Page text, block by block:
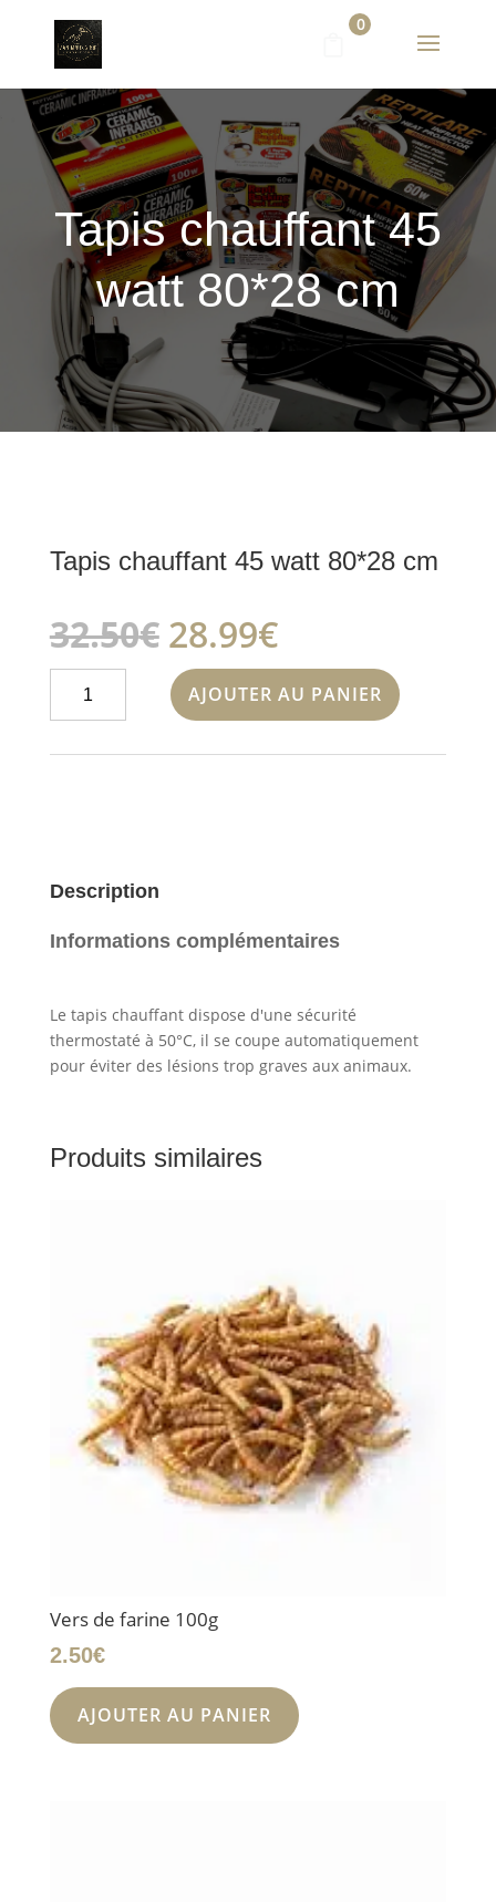
0
Tapis chauffant 45
watt 80*28 cm
Tapis chauffant 45 watt 80*28 cm
32.50€ Le
prix
initial
était :
32.50€.
28.99€Le
prix
actuel
est :
28.99€.
chauffant
AJOUTER AU PANIER
Description
Informations complémentaires
Le tapis chauffant dispose d'une sécurité
thermostaté à 50°C, il se coupe automatiquement
pour éviter des lésions trop graves aux animaux.
Produits similaires
Vers de farine 100g
2.50€
AJOUTER AU PANIER